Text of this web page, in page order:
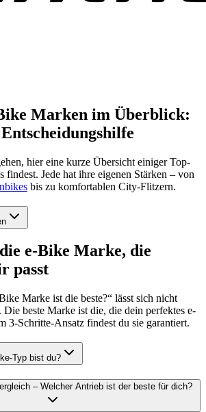
Marken im Überblick:
hier eine kurze Übersicht einiger Top-
findest. Jede hat ihre eigenen Stärken – von
bis zu komfortablen City-Flitzern.
e-Bike Marke, die
passt
Marke ist die beste?“ lässt sich nicht
Die beste Marke ist die, die dein perfektes e-
3-Schritte-Ansatz findest du sie garantiert.
Typ bist du?
– Welcher Antrieb ist der beste für dich?